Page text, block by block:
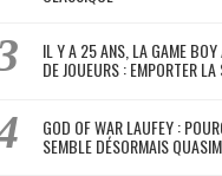
IL Y A 25 ANS, LA GAME BOY
DE JOUEURS : EMPORTER
GOD OF WAR LAUFEY :
SEMBLE DÉSORMAIS